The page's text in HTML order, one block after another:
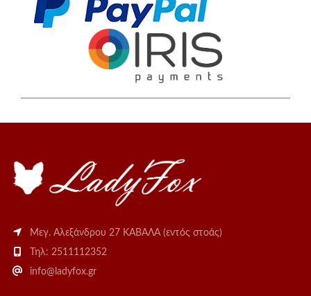
Μεγ. Αλεξάνδρου 27 ΚΑΒΑΛΑ (εντός στοάς)
Τηλ: 2511112352
info@ladyfox.gr